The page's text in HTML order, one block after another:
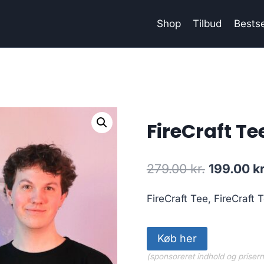
Shop Tilbud
FireCraft
279.00kr. Original
was:
199.00
FireCraft Tee, FireCraft
Køb her
(sponsoreret indhold og